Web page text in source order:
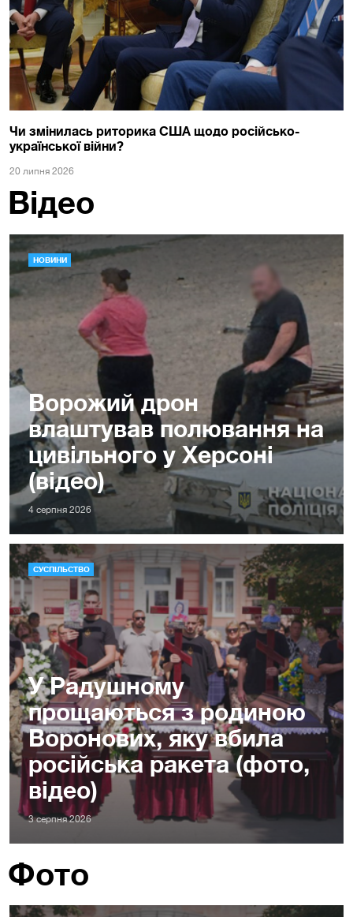
Чи змінилась риторика США щодо російсько-
української війни?
20 липня 2026
Відео
НОВИНИ
Ворожий дрон
влаштував полювання на
цивільного у Херсоні
(відео)
4 серпня 2026
СУСПІЛЬСТВО
У Радушному
прощаються з родиною
Воронових, яку вбила
російська ракета (фото,
відео)
3 серпня 2026
Фото